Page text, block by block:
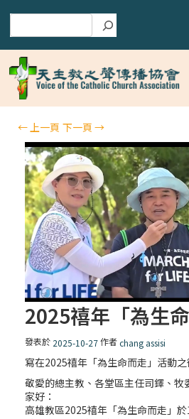
←上一頁 下一頁→
2025禧年「為生
發表於 2025-10-27作者chang assisi
寫在2025禧年「為生命而走」活動之
敬愛的總主教、各堂區主任司鐸、牧
家好：
高雄教區2025禧年「為生命而走」